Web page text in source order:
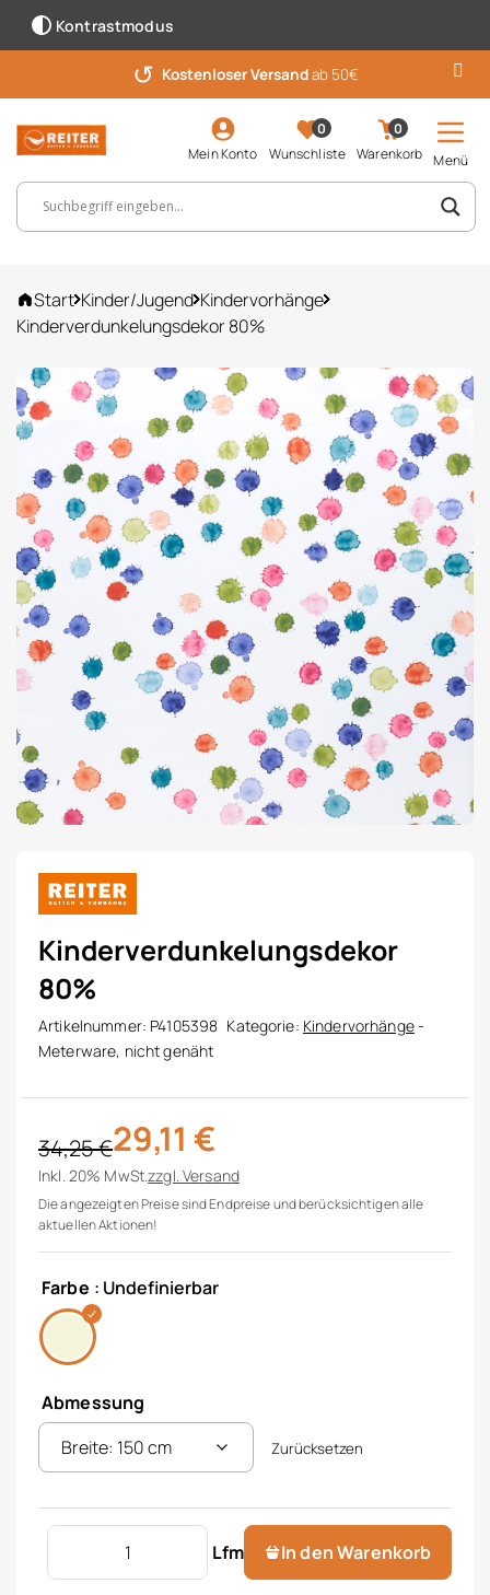
Kontrastmodus
↺ Kostenloser Versandab 50€
Mein Konto
0
Wunschliste
0
Warenkorb
Menü
Suchbegriff, Artikelnummer ...
Start Kinder/Jugend Kindervorhänge
Kinderverdunkelungsdekor 80%
Kinderverdunkelungsdekor
80%
Artikelnummer: P4105398 Kategorie: Kindervorhänge-
Meterware, nicht genäht
34,25€
Ursprünglicher Preis war: 34,25 €
29,11 €
Aktueller Preis ist: 29,11 €.
Inkl. 20% MwSt.zzgl.Versand
Die angezeigten Preise sind Endpreise und berücksichtigen alle
aktuellen Aktionen!
Farbe : Undefinierbar
Abmessung
Zurücksetzen
Lfm
Kinderverdunkelungsdekor 80% Menge
In den Warenkorb